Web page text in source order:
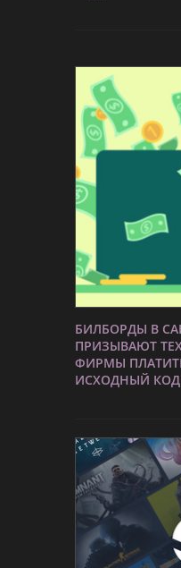
БИЛБОРДЫ В
ПРИЗЫВАЮТ
ФИРМЫ
ИСХОДНЫЙ КОД